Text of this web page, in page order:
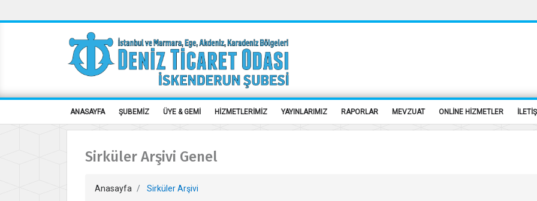
ANASAYFA ŞUBEMİZ ÜYE & GEMİ HİZMETLERİMİZ YAYINLARIMIZ RAPORLAR MEVZUAT ONLİNE HİZMETLER
Sirküler Arşivi Genel
Anasayfa Sirküler Arşivi